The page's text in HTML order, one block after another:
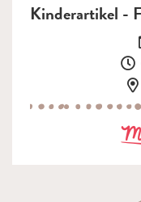
Kinderartikel -